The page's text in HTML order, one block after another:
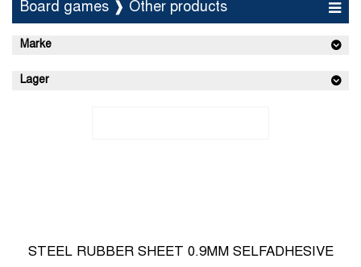
Board games ❱ Other products
Marke
Lager
STEEL RUBBER SHEET 0.9MM SELFADHESIVE